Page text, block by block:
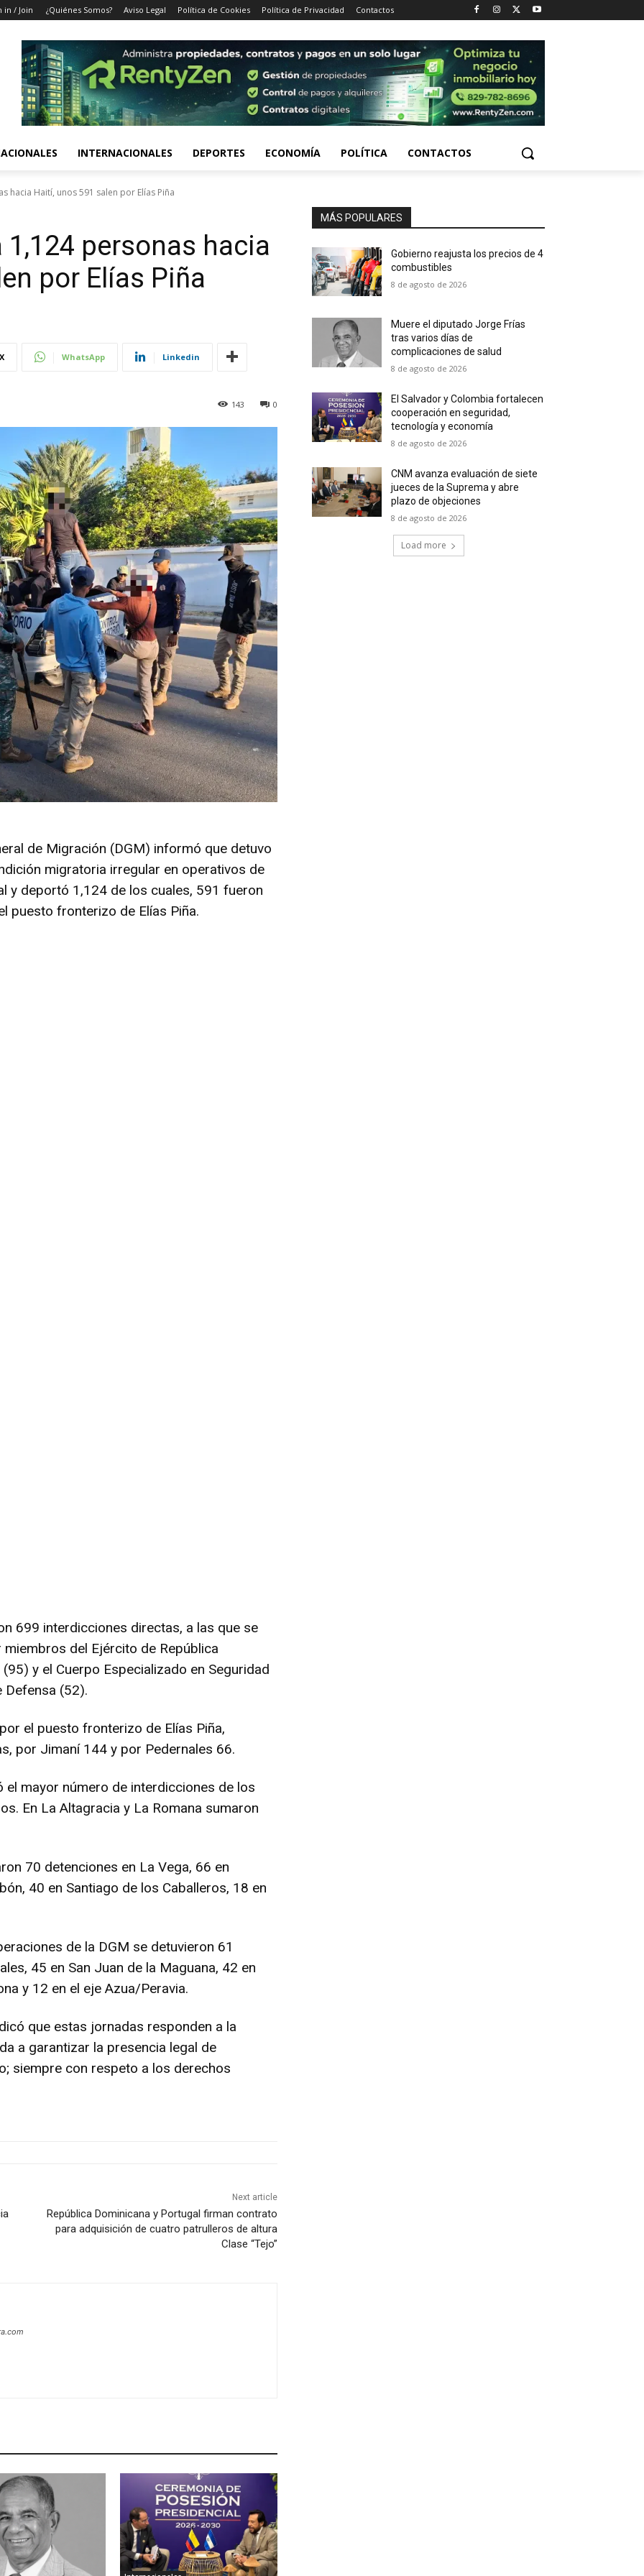
in / Join ¿Quiénes Somos? Aviso Legal Política de Cookies Política de Privacidad Contactos
INTERNACIONALES DEPORTES ECONOMÍA POLÍTICA CONTACTOS
hacia Haití, unos 591 salen por Elías Piña
personas hacia
por Elías Piña
X WhatsApp Linkedin
0
143
de Migración (DGM) informó que detuvo
migratoria irregular en operativos de
y deportó 1,124 de los cuales, 591 fueron
puesto fronterizo de Elías Piña.
699 interdicciones directas, a las que se
del Ejército de República
y el Cuerpo Especializado en Seguridad
Defensa (52).
el puesto fronterizo de Elías Piña,
por Jimaní 144 y por Pedernales 66.
el mayor número de interdicciones de los
En La Altagracia y La Romana sumaron
70 detenciones en La Vega, 66 en
40 en Santiago de los Caballeros, 18 en
de la DGM se detuvieron 61
45 en San Juan de la Maguana, 42 en
y 12 en el eje Azua/Peravia.
que estas jornadas responden a la
a garantizar la presencia legal de
siempre con respeto a los derechos
Next article
República Dominicana y Portugal firman contrato
para adquisición de cuatro patrulleros de altura
Clase “Tejo”
MÁS POPULARES
Gobierno reajusta los precios de 4
combustibles
8 de agosto de 2026
Muere el diputado Jorge Frías
tras varios días de
complicaciones de salud
8 de agosto de 2026
El Salvador y Colombia fortalecen
cooperación en seguridad,
tecnología y economía
8 de agosto de 2026
CNM avanza evaluación de siete
jueces de la Suprema y abre
plazo de objeciones
8 de agosto de 2026
Load more